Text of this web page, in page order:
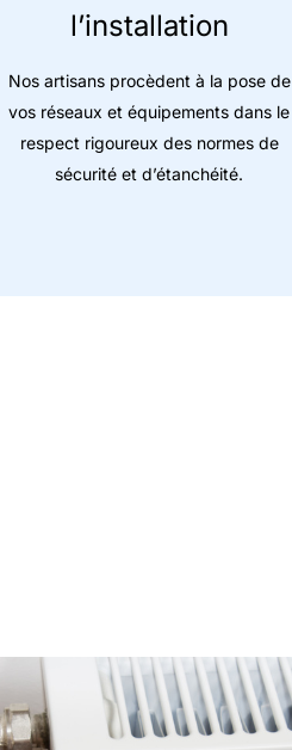
l’installation
Nos artisans procèdent à la pose de
vos réseaux et équipements dans le
respect rigoureux des normes de
sécurité et d’étanchéité.